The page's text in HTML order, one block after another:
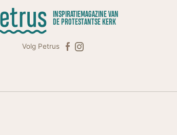
INSPIRATIEMAGAZINE VAN
DE PROTESTANTSE KERK
Volg Petrus